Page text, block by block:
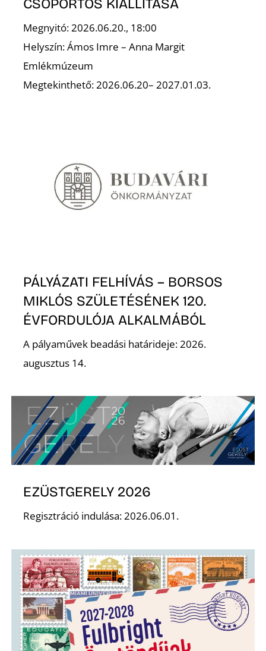
CSOPORTOS KIÁLLÍTÁSA
Megnyitó: 2026.06.20., 18:00
Helyszín: Ámos Imre – Anna Margit
Emlékmúzeum
Megtekinthető: 2026.06.20– 2027.01.03.
PÁLYÁZATI FELHÍVÁS – BORSOS
MIKLÓS SZÜLETÉSÉNEK 120.
ÉVFORDULÓJA ALKALMÁBÓL
A pályaművek beadási határideje: 2026.
augusztus 14.
EZÜSTGERELY 2026
Regisztráció indulása: 2026.06.01.